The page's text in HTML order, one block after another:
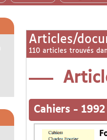
Articles/
110 articles trouvés
Cahiers -